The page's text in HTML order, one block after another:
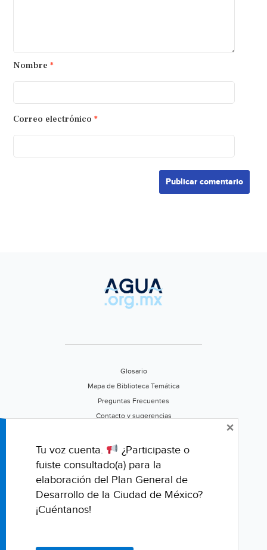
Nombre *
Correo electrónico *
Glosario
Mapa de Biblioteca Temática
Preguntas Frecuentes
Contacto y sugerencias
Califica este portal
Tu voz cuenta.
¿Participaste o
fuiste consultado(a) para la
elaboración del Plan General de
Desarrollo de la Ciudad de México?
¡Cuéntanos!
×